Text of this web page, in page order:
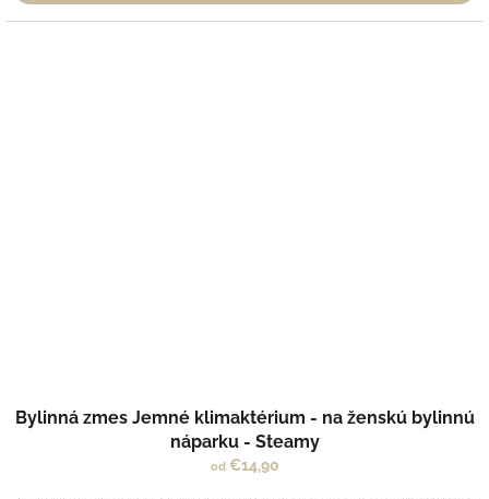
Bylinná zmes Jemné klimaktérium - na ženskú bylinnú
náparku - Steamy
od€14,90